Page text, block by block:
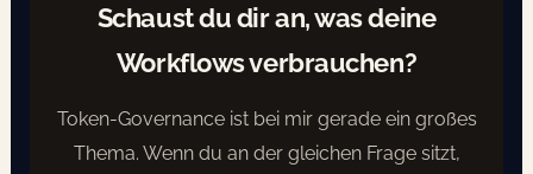
Schaust du dir an, was deine
Workflows verbrauchen?
Token-Governance ist bei mir gerade ein großes
Thema. Wenn du an der gleichen Frage sitzt,